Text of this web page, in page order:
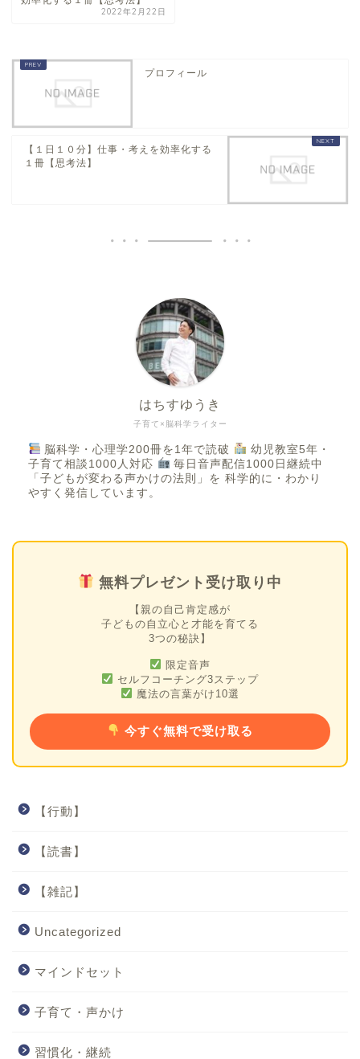
2022年2月22日
プロフィール
【１日１０分】仕事・考えを効率化する
１冊【思考法】
子育て×脳科学ライター
はちすゆうき
脳科学・心理学200冊を1年で読破
幼児教室5年・
子育て相談1000人対応
毎日音声配信1000日継続中
「子どもが変わる声かけの法則」を 科学的に・わかり
やすく発信しています。
無料プレゼント受け取り中
【親の自己肯定感が
子どもの自立心と才能を育てる
3つの秘訣】
限定音声
セルフコーチング3ステップ
魔法の言葉がけ10選
今すぐ無料で受け取る
【行動】
【読書】
【雑記】
Uncategorized
マインドセット
子育て・声かけ
習慣化・継続